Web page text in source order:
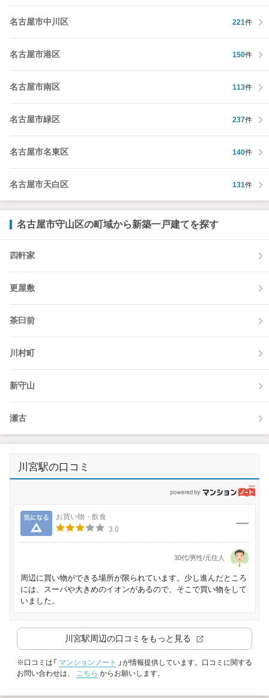
名古屋市中川区 221件
名古屋市港区 150件
名古屋市南区 113件
名古屋市緑区 237件
名古屋市名東区 140件
名古屋市天白区 131件
名古屋市守山区の町域から新築一戸建てを探す
四軒家
更屋敷
茶臼前
川村町
新守山
瀬古
川宮駅の口コミ
気になる
お買い物・飲食
3.0
30代/男性/元住人
周辺に買い物ができる場所が限られています。少し進んだところ
には、スーパや大きめのイオンがあるので、そこで買い物をして
いました。
川宮駅周辺の口コミをもっと見る
※口コミは「 マンションノート
」が情報提供しています。口コミに関する
お問い合わせは、 こちら からお願いします。